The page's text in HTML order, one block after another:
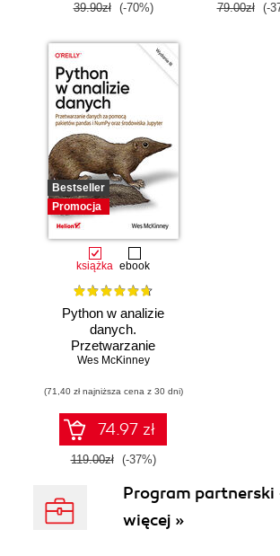
39.90zł (-70%) 79.00zł (-
Bestseller
Promocja
książka ebook
Python w analizie
danych.
Przetwarzanie
danych za pomocą
NumPy oraz
środowiska
Jupyter. Wydanie
III
Wes McKinney
(71,40 zł najniższa cena z 30 dni)
74.97 zł
119.00zł (-37%)
Program partnerski
więcej »